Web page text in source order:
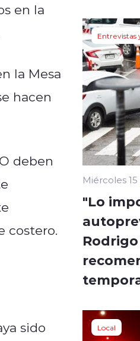
en la
la Mesa
hacen
deben
costero.
sido
Entrevistas
Miércoles
"Lo
Local